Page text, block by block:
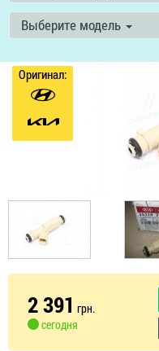
Выберите модель
Оригинал:
2 391 грн.
сегодня